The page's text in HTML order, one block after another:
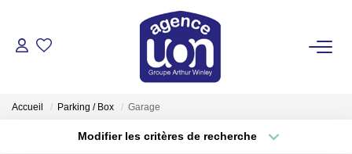
ACHETER
Accueil Parking / Box Garage
Modifier les critères de recherche